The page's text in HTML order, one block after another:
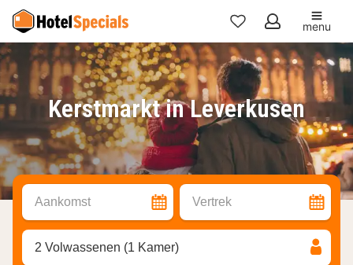
Mijn
favorieten
menu
Kerstmarkt in Leverkusen
Aankomst Vertrek
2 Volwassenen (1 Kamer)